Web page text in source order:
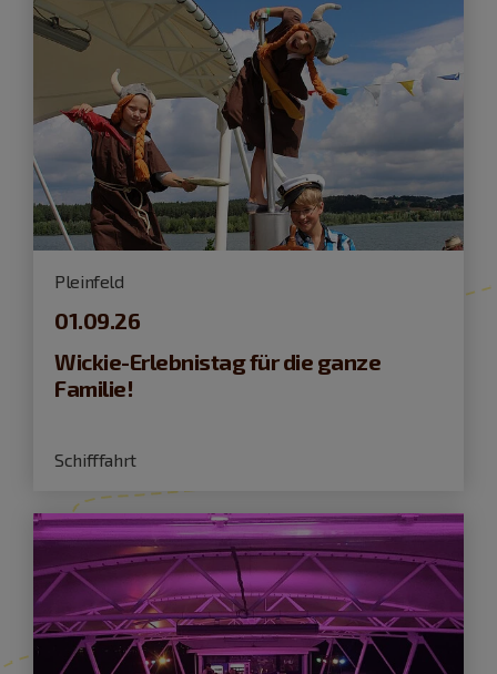
Pleinfeld
01.09.26
Wickie-Erlebnistag für die ganze
Familie!
Schifffahrt